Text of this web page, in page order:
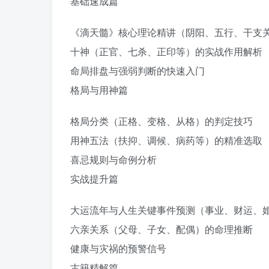
《滴天髓》核心理论精讲（阴阳、五行、干支
十神（正官、七杀、正印等）的实战作用解析
命局排盘与强弱判断的快速入门
格局与用神篇
格局分类（正格、变格、从格）的判定技巧
用神五法（扶抑、调候、病药等）的精准选取
喜忌规则与命例分析
实战提升篇
大运流年与人生关键事件预测（事业、财运、
六亲关系（父母、子女、配偶）的命理推断
健康与灾祸的预警信号